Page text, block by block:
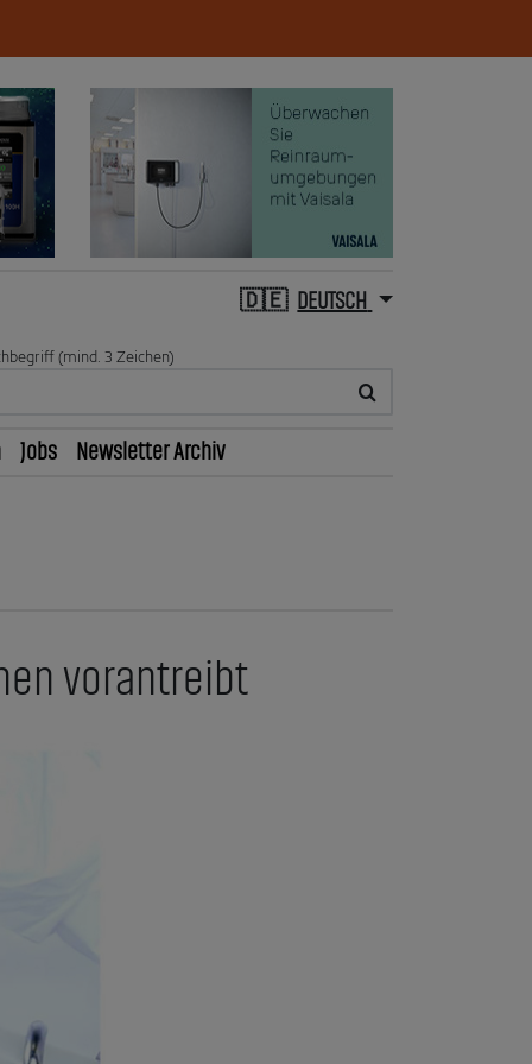
DEUTSCH
(mind. 3 Zeichen)
Jobs Newsletter Archiv
vorantreibt